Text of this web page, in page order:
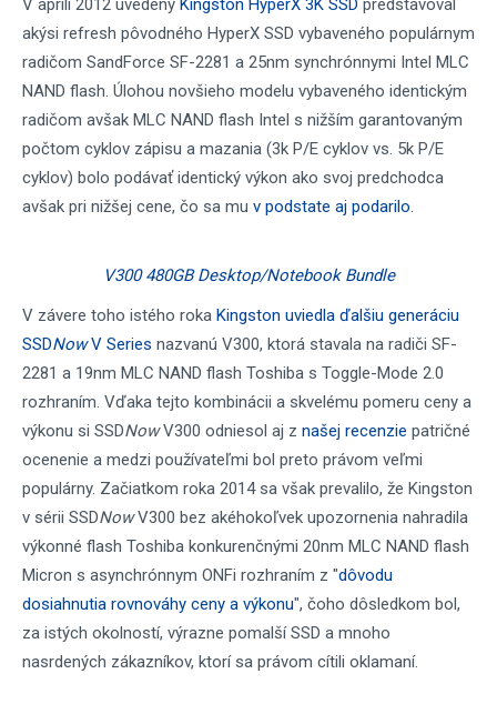
V apríli 2012 uvedený Kingston HyperX 3K SSD predstavoval
akýsi refresh pôvodného HyperX SSD vybaveného populárnym
radičom SandForce SF-2281 a 25nm synchrónnymi Intel MLC
NAND flash. Úlohou novšieho modelu vybaveného identickým
radičom avšak MLC NAND flash Intel s nižším garantovaným
počtom cyklov zápisu a mazania (3k P/E cyklov vs. 5k P/E
cyklov) bolo podávať identický výkon ako svoj predchodca
avšak pri nižšej cene, čo sa mu v podstate aj podarilo.
V300 480GB Desktop/Notebook Bundle
V závere toho istého roka Kingston uviedla ďalšiu generáciu
SSDNowV Series nazvanú V300, ktorá stavala na radiči SF-
2281 a 19nm MLC NAND flash Toshiba s Toggle-Mode 2.0
rozhraním. Vďaka tejto kombinácii a skvelému pomeru ceny a
výkonu si SSDNowV300 odniesol aj z našej recenzie patričné
ocenenie a medzi používateľmi bol preto právom veľmi
populárny. Začiatkom roka 2014 sa však prevalilo, že Kingston
v sérii SSDNowV300 bez akéhokoľvek upozornenia nahradila
výkonné flash Toshiba konkurenčnými 20nm MLC NAND flash
Micron s asynchrónnym ONFi rozhraním z "dôvodu
dosiahnutia rovnováhy ceny a výkonu", čoho dôsledkom bol,
za istých okolností, výrazne pomalší SSD a mnoho
nasrdených zákazníkov, ktorí sa právom cítili oklamaní.